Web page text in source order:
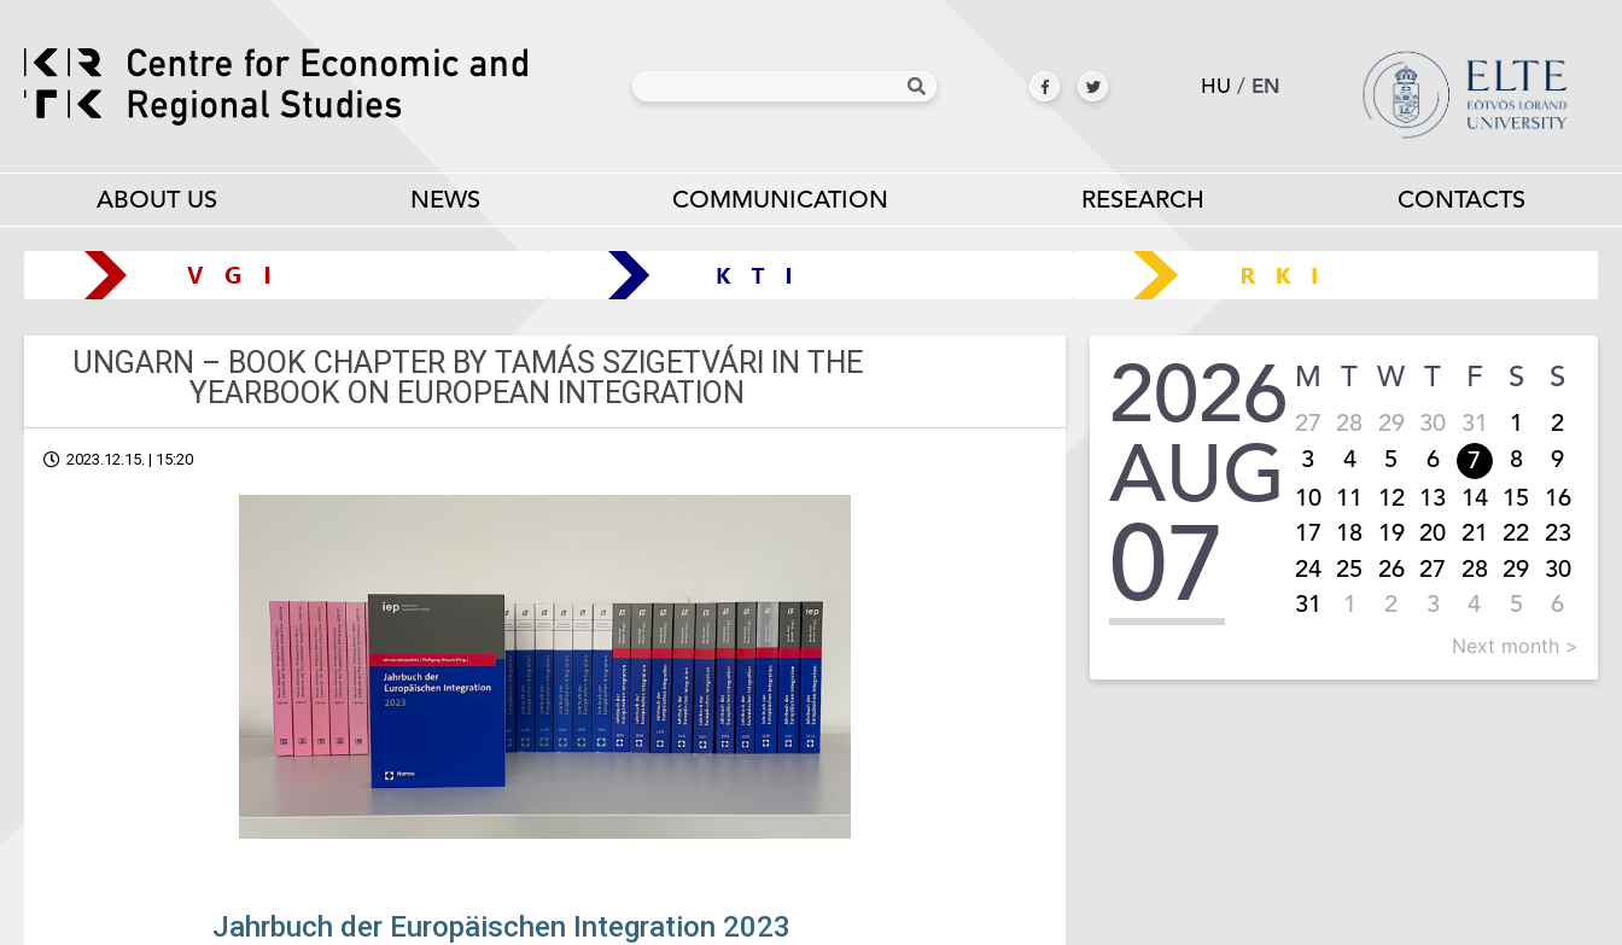
HU / EN
ABOUT US NEWS COMMUNICATION RESEARCH CONTACTS
UNGARN – BOOK CHAPTER BY TAMÁS SZIGETVÁRI IN THE
YEARBOOK ON EUROPEAN INTEGRATION
2023.12.15. | 15:20
Jahrbuch der Europäischen Integration 2023
2026
AUG
07
M T W T F S S
27 28 29 30 31 1
2
3
4 5 6 7 8
9
10 11 12 13 14 15 16
17 18 19 20 21 22 23
24 25 26 27 28 29 30
31
1 2 3 4 5 6
Next month >